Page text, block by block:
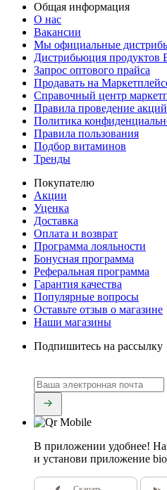
Общая информация
О нас
Вакансии
Мы официальные
Дистрибьюция продуктов
Запрос оптового прайса
Продавать на
Справочный центр
Правила проведение акций
Политика
Правила пользования
Подбор витаминов
Тренды
Покупателю
Акции
Уценка
Доставка
Оплата и возврат
Программа лояльности
Бонусная программа
Реферальная программа
Гарантия качества
Популярные вопросы
Оставьте отзыв о магазине
Наши магазины
Подпишитесь на рассылку
В приложении удобнее!
и установи приложение